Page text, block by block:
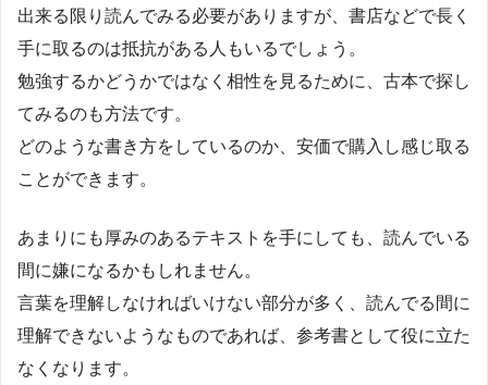
出来る限り読んでみる必要がありますが、書店などで長く
手に取るのは抵抗がある人もいるでしょう。
勉強するかどうかではなく相性を見るために、古本で探し
てみるのも方法です。
どのような書き方をしているのか、安価で購入し感じ取る
ことができます。
あまりにも厚みのあるテキストを手にしても、読んでいる
間に嫌になるかもしれません。
言葉を理解しなければいけない部分が多く、読んでる間に
理解できないようなものであれば、参考書として役に立た
なくなります。